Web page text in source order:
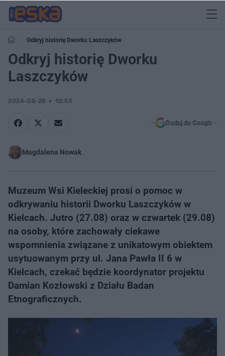
Odkryj historię Dworku Laszczyków
Odkryj historię Dworku
Laszczyków
2024-08-26 12:53
Dodaj do Google
Magdalena Nowak
Muzeum Wsi Kieleckiej prosi o pomoc w
odkrywaniu historii Dworku Laszczyków w
Kielcach. Jutro (27.08) oraz w czwartek (29.08)
na osoby, które zachowały ciekawe
wspomnienia związane z unikatowym obiektem
usytuowanym przy ul. Jana Pawła II 6 w
Kielcach, czekać będzie koordynator projektu
Damian Kozłowski z Działu Badan
Etnograficznych.